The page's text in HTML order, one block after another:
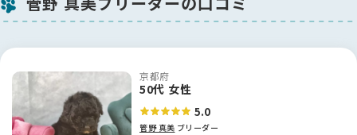
京都府
50代 女性
5.0
管野 真美 ブリーダー